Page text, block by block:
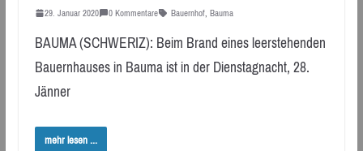
29. Januar 2020 0 Kommentare Bauernhof, Bauma
BAUMA (SCHWERIZ): Beim Brand eines leerstehenden
Bauernhauses in Bauma ist in der Dienstagnacht, 28.
Jänner
mehr lesen ...